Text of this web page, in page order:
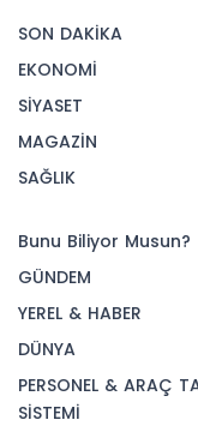
SON DAKİKA
EKONOMİ
SİYASET
MAGAZİN
SAĞLIK
Bunu Biliyor Musun?
GÜNDEM
YEREL & HABER
DÜNYA
PERSONEL & ARAÇ
SİSTEMİ